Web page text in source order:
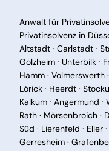
Anwalt für
Privatinsolvenz in
Altstadt · Carlstadt ·
Golzheim · Unterbilk ·
Hamm · Volmerswerth
Lörick · Heerdt ·
Kalkum · Angermund
Rath · Mörsenbroich ·
Süd · Lierenfeld · Eller
Gerresheim ·